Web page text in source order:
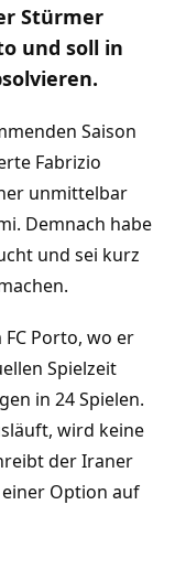
Stürmer
und soll in
Saison
Fabrizio
unmittelbar
Demnach habe
und sei kurz
Porto, wo er
Spielzeit
in 24 Spielen.
wird keine
der Iraner
Option auf